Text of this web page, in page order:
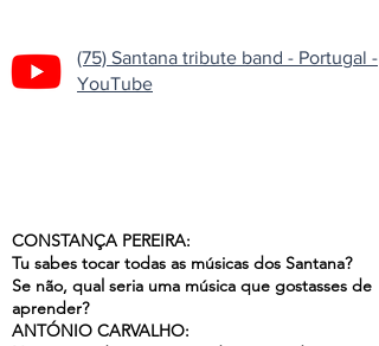
(75) Santana tribute band - Portugal -
YouTube
CONSTANÇA PEREIRA:
Tu sabes tocar todas as músicas dos Santana?
Se não, qual seria uma música que gostasses de
aprender?
ANTÓNIO CARVALHO: